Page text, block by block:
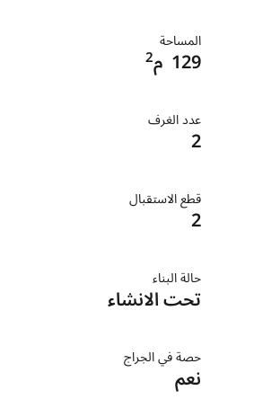
المساحة
129 م2
عدد الغرف
2
قطع الاستقبال
2
حالة البناء
تحت الانشاء
حصة في الجراج
نعم